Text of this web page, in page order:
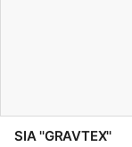
SIA ''GRAVTEX''